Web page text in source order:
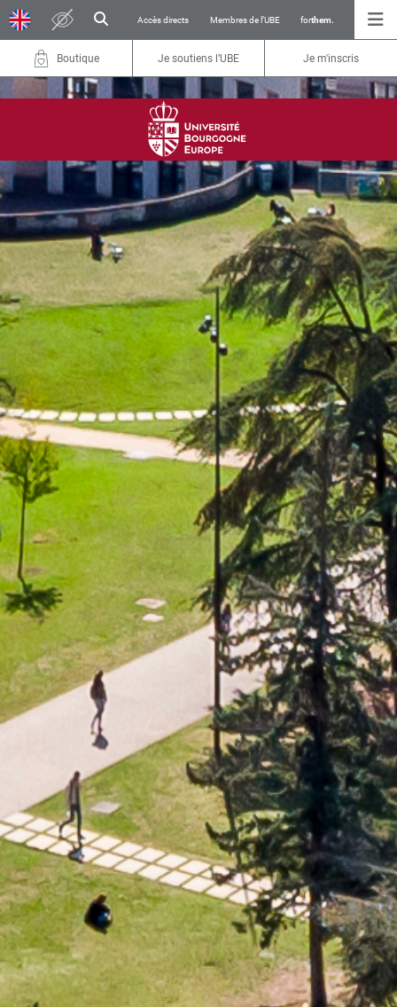
Accès directs Membres de l’UBE forthem.
Boutique Je soutiens l’UBE Je m'inscris